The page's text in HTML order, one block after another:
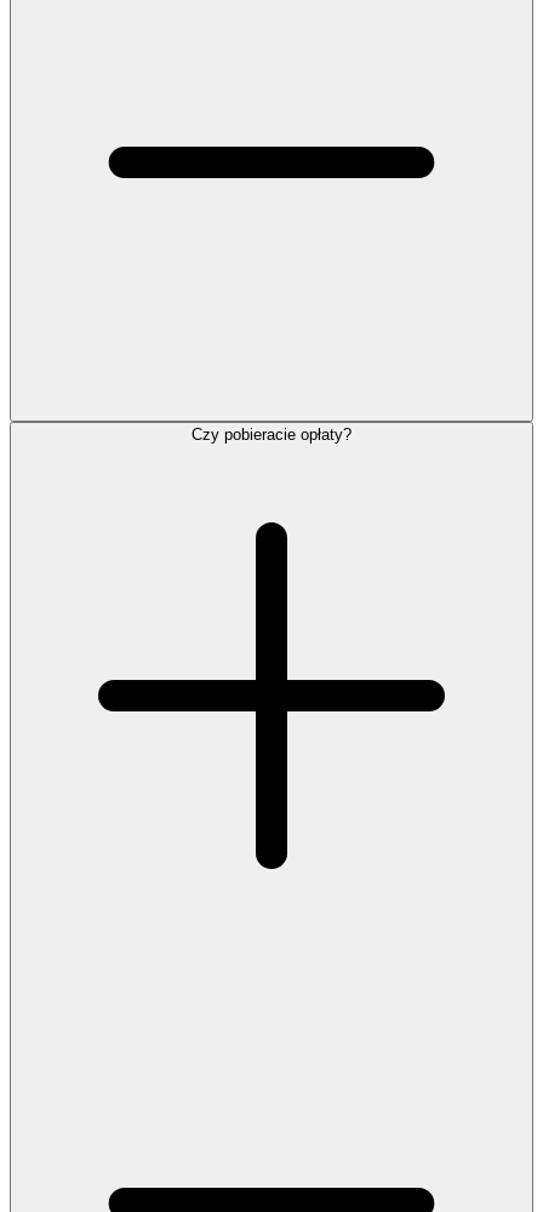
Czy pobieracie opłaty?